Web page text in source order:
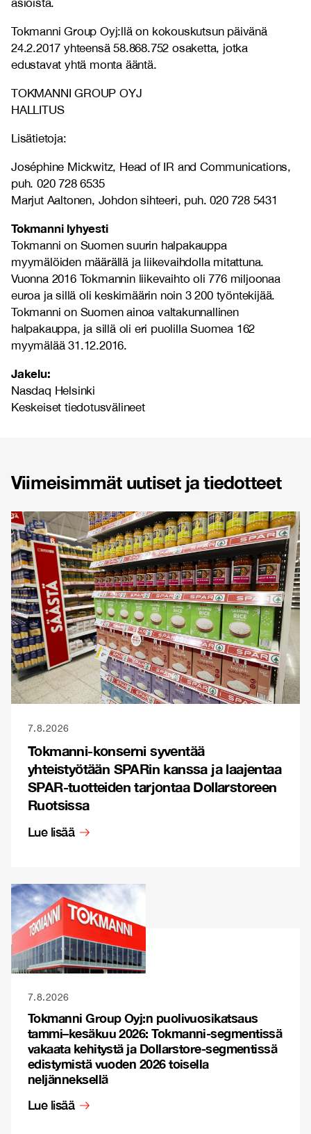
asioista.
Tokmanni Group Oyj:llä on kokouskutsun päivänä
24.2.2017 yhteensä 58.868.752 osaketta, jotka
edustavat yhtä monta ääntä.
TOKMANNI GROUP OYJ
HALLITUS
Lisätietoja:
Joséphine Mickwitz, Head of IR and Communications,
puh. 020 728 6535
Marjut Aaltonen, Johdon sihteeri, puh. 020 728 5431
Tokmanni lyhyesti
Tokmanni on Suomen suurin halpakauppa
myymälöiden määrällä ja liikevaihdolla mitattuna.
Vuonna 2016 Tokmannin liikevaihto oli 776 miljoonaa
euroa ja sillä oli keskimäärin noin 3 200 työntekijää.
Tokmanni on Suomen ainoa valtakunnallinen
halpakauppa, ja sillä oli eri puolilla Suomea 162
myymälää 31.12.2016.
Jakelu:
Nasdaq Helsinki
Keskeiset tiedotusvälineet
Viimeisimmät uutiset ja tiedotteet
7.8.2026
Tokmanni-konserni syventää
yhteistyötään SPARin kanssa ja laajentaa
SPAR-tuotteiden tarjontaa Dollarstoreen
Ruotsissa
Lue lisää
7.8.2026
Tokmanni Group Oyj:n puolivuosikatsaus
tammi–kesäkuu 2026: Tokmanni-segmentissä
vakaata kehitystä ja Dollarstore-segmentissä
edistymistä vuoden 2026 toisella
neljänneksellä
Lue lisää